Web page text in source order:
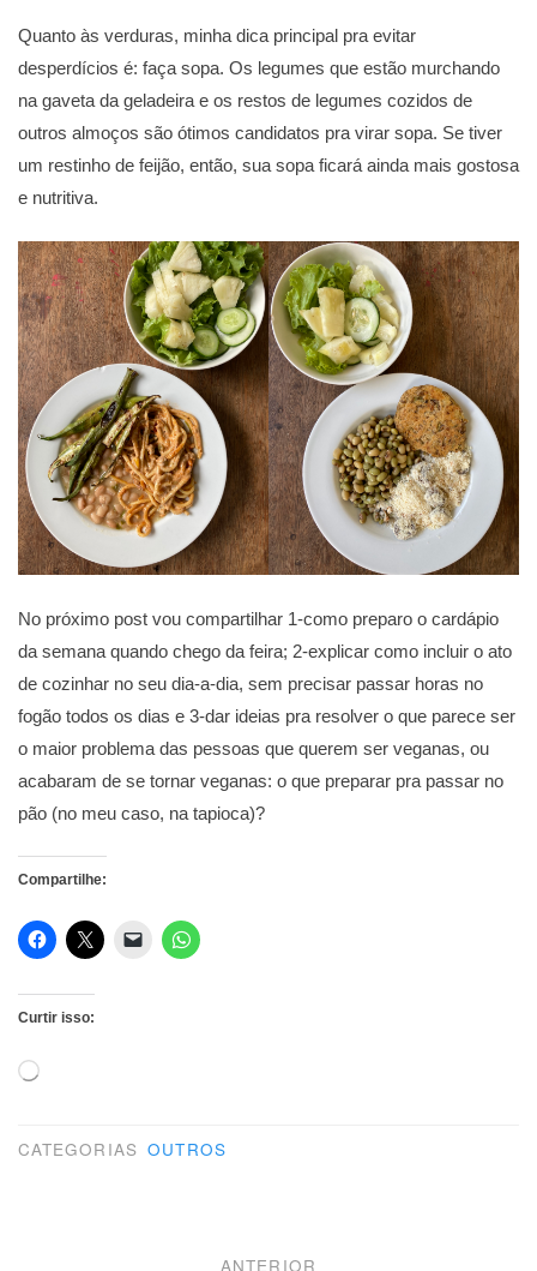
Quanto às verduras, minha dica principal pra evitar
desperdícios é: faça sopa. Os legumes que estão murchando
na gaveta da geladeira e os restos de legumes cozidos de
outros almoços são ótimos candidatos pra virar sopa. Se tiver
um restinho de feijão, então, sua sopa ficará ainda mais gostosa
e nutritiva.
No próximo post vou compartilhar 1-como preparo o cardápio
da semana quando chego da feira; 2-explicar como incluir o ato
de cozinhar no seu dia-a-dia, sem precisar passar horas no
fogão todos os dias e 3-dar ideias pra resolver o que parece ser
o maior problema das pessoas que querem ser veganas, ou
acabaram de se tornar veganas: o que preparar pra passar no
pão (no meu caso, na tapioca)?
Compartilhe:
Curtir isso:
Carregando...
CATEGORIAS OUTROS
NavegaçãoANTERIOR